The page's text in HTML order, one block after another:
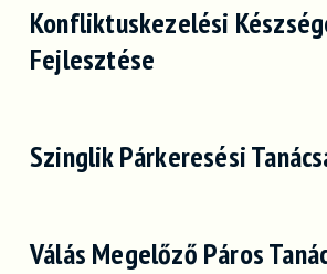
Konfliktuskezelési
Fejlesztése
Szinglik Párkeresési
Válás Megelőző Páros